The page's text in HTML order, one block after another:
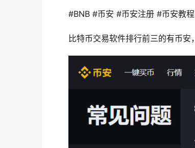
#BNB #币安 #币安注册 #币安教
比特币交易软件排行前三的有币